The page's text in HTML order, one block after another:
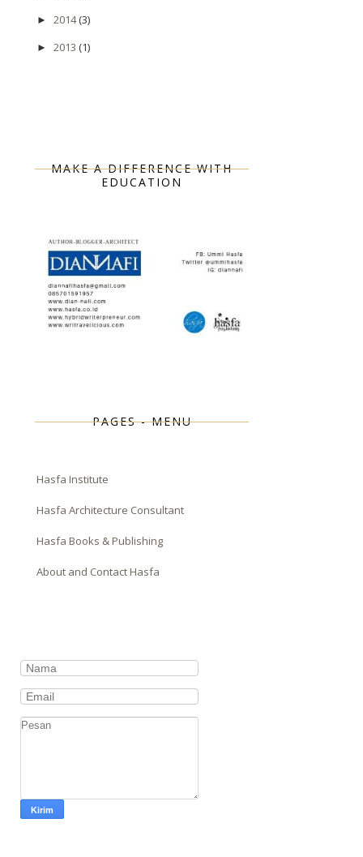
► 2014(3)
► 2013 (1)
MAKE A DIFFERENCE WITH
EDUCATION
PAGES - MENU
Hasfa Institute
Hasfa Architecture Consultant
Hasfa Books & Publishing
About and Contact Hasfa